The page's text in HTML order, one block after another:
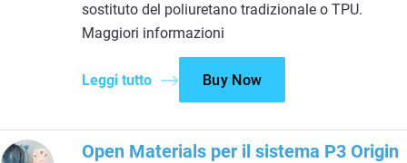
sostituto del poliuretano tradizionale o TPU.
Maggiori informazioni
Leggi tutto Buy Now
Open Materials per il sistema P3 Origin